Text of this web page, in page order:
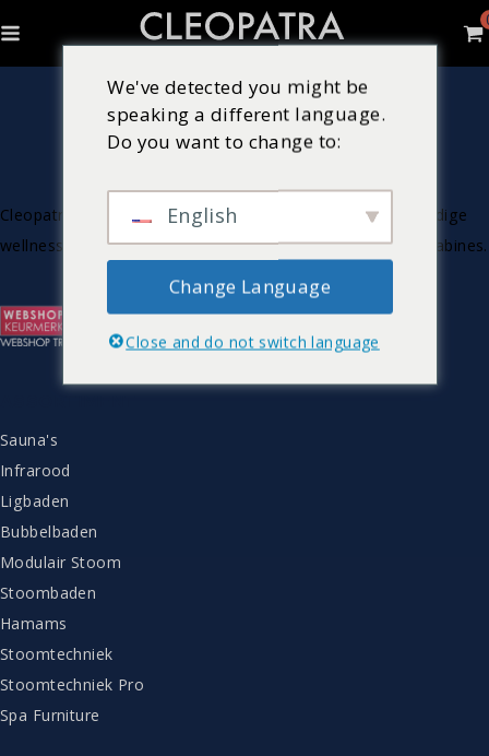
Cleopatra is Nederlandse producent van luxe & hoogwaardige
wellnessproducten zoals bubbelbaden, sauna’s en stoomcabines.
Sauna's
Infrarood
Ligbaden
Bubbelbaden
Modulair Stoom
Stoombaden
Hamams
Stoomtechniek
Stoomtechniek Pro
Spa Furniture
We've detected you might be
speaking a different language.
Do you want to change to:
English
Change Language
Close and do not switch language